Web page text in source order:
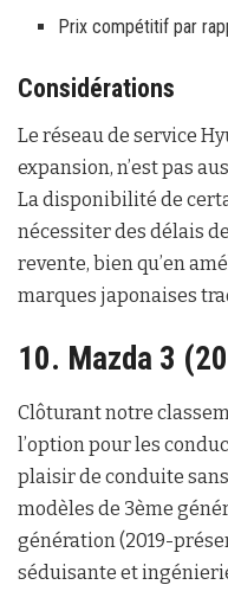
Prix compétitif par
Considérations
Le réseau de service
expansion, n’est pas
La disponibilité de
nécessiter des délais
revente, bien qu’en
marques japonaises
10. Mazda 3
Clôturant notre
l’option pour les
plaisir de conduite
modèles de 3ème
génération (2019-
séduisante et